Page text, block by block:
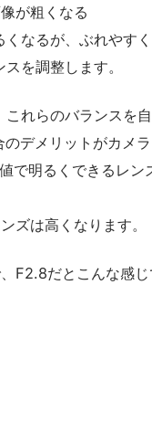
が粗くなる
なるが、ぶれやす
を調整します。
れらのバランスを
デメリットがカメ
で明るくできるレ
ズは高くなります。
F2.8だとこんな感